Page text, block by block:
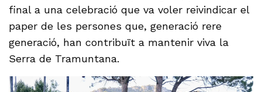
final a una celebració que va voler reivindicar el
paper de les persones que, generació rere
generació, han contribuït a mantenir viva la
Serra de Tramuntana.